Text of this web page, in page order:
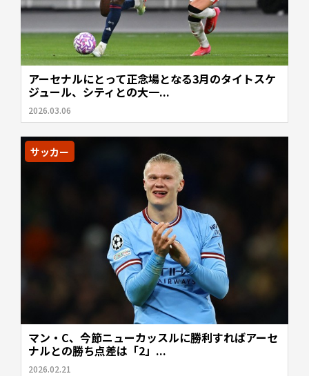
アーセナルにとって正念場となる3月のタイトスケ
ジュール、シティとの大一...
2026.03.06
サッカー
マン・C、今節ニューカッスルに勝利すればアーセ
ナルとの勝ち点差は「2」...
2026.02.21